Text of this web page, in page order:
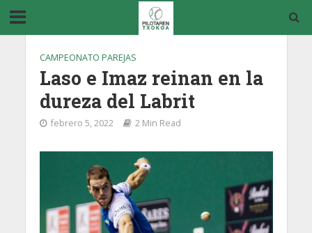
CAMPEONATO PAREJAS
Laso e Imaz reinan en la
dureza del Labrit
febrero 5, 2022 2 Min Read